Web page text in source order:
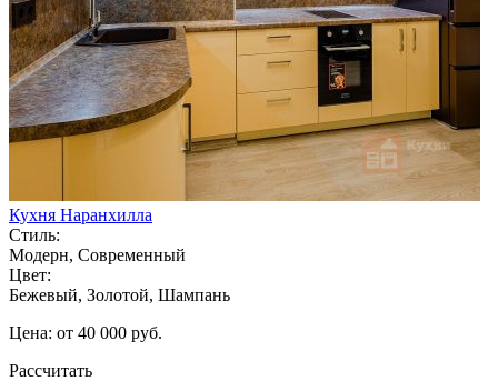
Кухня Наранхилла
Стиль:
Модерн, Современный
Цвет:
Бежевый, Золотой, Шампань
Цена: от 40 000 руб.
Рассчитать